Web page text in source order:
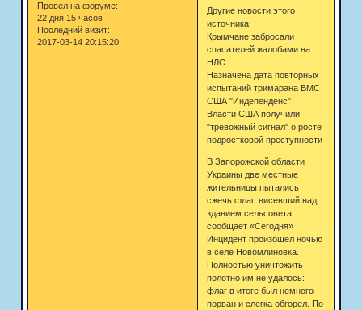
Провел на форуме:
22 дня 15 часов
Последний визит:
2017-03-14 20:15:20
Другие новости этого
источника:
Крымчане забросали
спасателей жалобами на
НЛО
Назначена дата повторных
испытаний тримарана ВМС
США "Индепенденс"
Власти США получили
"тревожный сигнал" о росте
подростковой преступности
В Запорожской области
Украины две местные
жительницы пытались
сжечь флаг, висевший над
зданием сельсовета,
сообщает «Сегодня» .
Инцидент произошел ночью
в селе Новомлиновка.
Полностью уничтожить
полотно им не удалось:
флаг в итоге был немного
порван и слегка обгорел. По